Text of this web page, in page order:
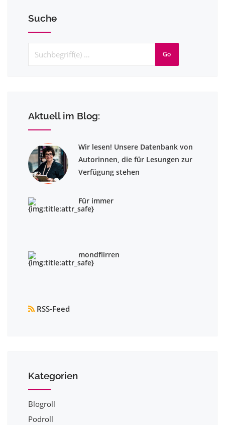
Suche
Go
Aktuell im Blog:
Wir lesen! Unsere Datenbank von
Autorinnen, die für Lesungen zur
Verfügung stehen
Für immer
mondflirren
RSS-Feed
Kategorien
Blogroll
Podroll